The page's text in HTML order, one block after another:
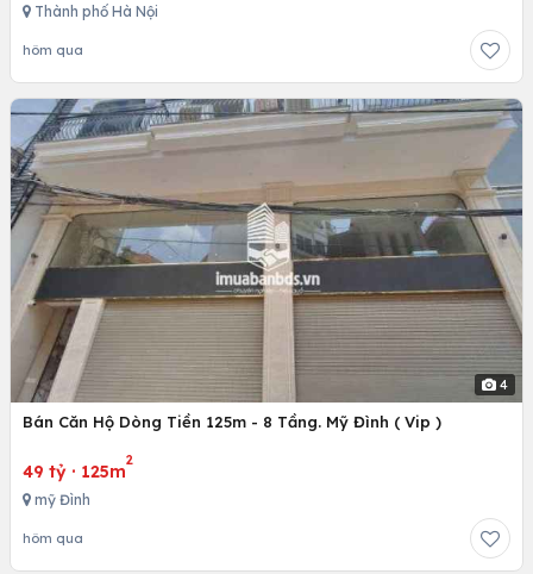
Thành phố Hà Nội
hôm qua
4
Bán Căn Hộ Dòng Tiền 125m - 8 Tầng. Mỹ Đình ( Vip )
49 tỷ · 125m
2
mỹ Đình
hôm qua